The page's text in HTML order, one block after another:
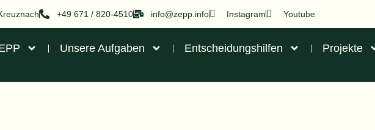
+49 671 / 820-4510 info@zepp.info Instagram Youtube
Unsere Aufgaben Entscheidungshilfen Projekte